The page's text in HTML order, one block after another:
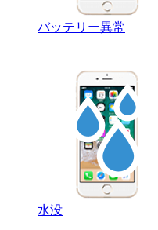
バッテリー異常
水没